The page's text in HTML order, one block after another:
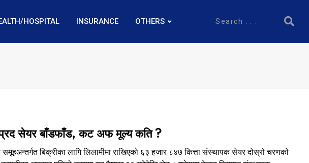
HOSPITAL INSURANCE OTHERS
सेयर बाँडफाँड, कट अफ मूल्य कति ?
बिक्रीका लागि लिलामीमा राखिएको ६३ हजार ८४७ कित्ता संस्थापक सेयर दोस्रो चरणको